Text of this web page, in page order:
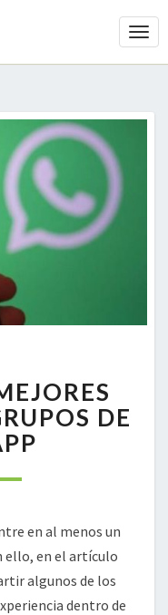
DE
en al menos un
ello, en el artículo
algunos de los
dentro de